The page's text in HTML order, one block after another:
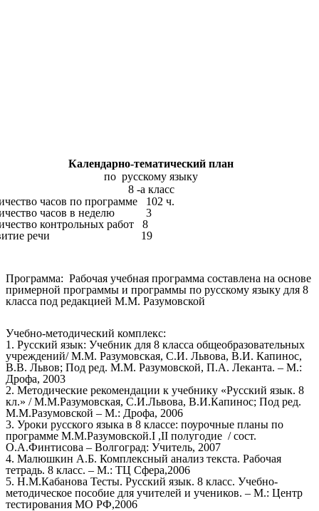
Календарно-тематический план
по русскому языку
8 -а класс
часов по программе 102 ч.
часов в неделю 3
контрольных работ 8
речи 19
Программа: Рабочая учебная программа составлена на основе
примерной программы и программы по русскому языку для 8
класса под редакцией М.М. Разумовской
Учебно-методический комплекс:
1. Русский язык: Учебник для 8 класса общеобразовательных
учреждений/ М.М. Разумовская, С.И. Львова, В.И. Капинос,
В.В. Львов; Под ред. М.М. Разумовской, П.А. Леканта. – М.:
Дрофа, 2003
2. Методические рекомендации к учебнику «Русский язык. 8
кл.» / М.М.Разумовская, С.И.Львова, В.И.Капинос; Под ред.
М.М.Разумовской – М.: Дрофа, 2006
3. Уроки русского языка в 8 классе: поурочные планы по
программе М.М.Разумовской.I ,II полугодие / сост.
О.А.Финтисова – Волгоград: Учитель, 2007
4. Малюшкин А.Б. Комплексный анализ текста. Рабочая
тетрадь. 8 класс. – М.: ТЦ Сфера,2006
5. Н.М.Кабанова Тесты. Русский язык. 8 класс. Учебно-
методическое пособие для учителей и учеников. – М.: Центр
тестирования МО РФ,2006